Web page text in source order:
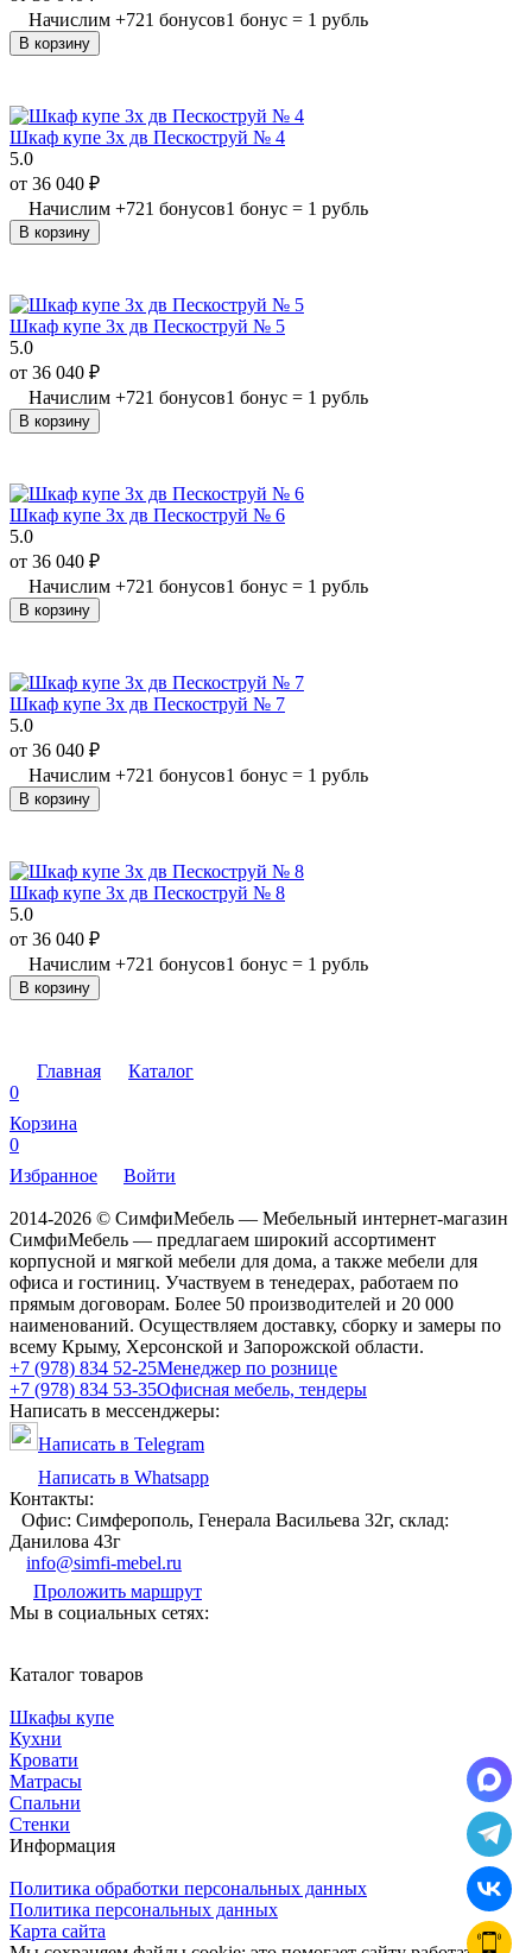
Начислим +721 бонусов1 бонус = 1 рубль
В корзину
Шкаф купе 3х дв Пескоструй № 4
5.0
от 36 040 ₽
Начислим +721 бонусов1 бонус = 1 рубль
В корзину
Шкаф купе 3х дв Пескоструй № 5
5.0
от 36 040 ₽
Начислим +721 бонусов1 бонус = 1 рубль
В корзину
Шкаф купе 3х дв Пескоструй № 6
5.0
от 36 040 ₽
Начислим +721 бонусов1 бонус = 1 рубль
В корзину
Шкаф купе 3х дв Пескоструй № 7
5.0
от 36 040 ₽
Начислим +721 бонусов1 бонус = 1 рубль
В корзину
Шкаф купе 3х дв Пескоструй № 8
5.0
от 36 040 ₽
Начислим +721 бонусов1 бонус = 1 рубль
В корзину
Главная
Каталог
0
Корзина
0
Избранное
Войти
2014-2026 © СимфиМебель — Мебельный интернет-магазин
СимфиМебель — предлагаем широкий ассортимент
корпусной и мягкой мебели для дома, а также мебели для
офиса и гостиниц. Участвуем в тенедерах, работаем по
прямым договорам. Более 50 производителей и 20 000
наименований. Осуществляем доставку, сборку и замеры по
всему Крыму, Херсонской и Запорожской области.
+7 (978) 834 52-25Менеджер по рознице
+7 (978) 834 53-35Офисная мебель, тендеры
Написать в мессенджеры:
Написать в Telegram
Написать в Whatsapp
Контакты:
Офис: Симферополь, Генерала Васильева 32г, склад:
Данилова 43г
info@simfi-mebel.ru
Проложить маршрут
Мы в социальных сетях:
Каталог товаров
Шкафы купе
Кухни
Кровати
Матрасы
Cпальни
Стенки
Информация
Политика обработки персональных данных
Политика персональных данных
Карта сайта